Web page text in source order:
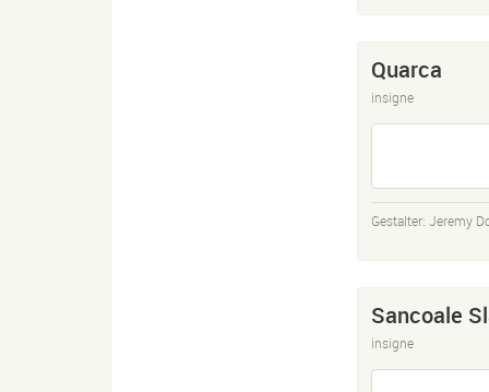
Quarca
insigne
Gestalter: Jeremy
Sancoale
insigne